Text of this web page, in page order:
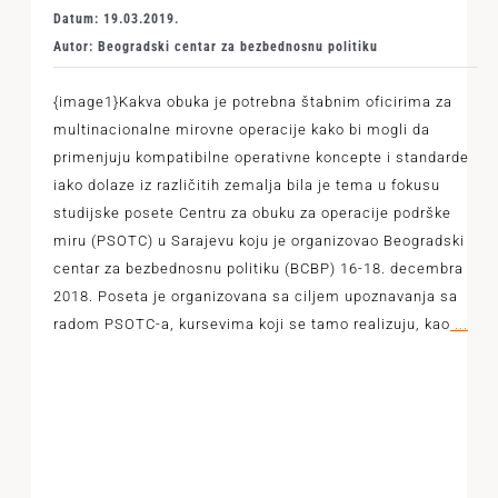
Datum: 19.03.2019.
Autor: Beogradski centar za bezbednosnu politiku
{image1}Kakva obuka je potrebna štabnim oficirima za
multinacionalne mirovne operacije kako bi mogli da
primenjuju kompatibilne operativne koncepte i standarde
iako dolaze iz različitih zemalja bila je tema u fokusu
studijske posete Centru za obuku za operacije podrške
miru (PSOTC) u Sarajevu koju je organizovao Beogradski
centar za bezbednosnu politiku (BCBP) 16-18. decembra
2018. Poseta je organizovana sa ciljem upoznavanja sa
radom PSOTC-a, kursevima koji se tamo realizuju, kao ...